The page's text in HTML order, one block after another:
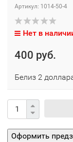
Артикул: 1014-50-4
Нет в
400 руб.
Белиз 2